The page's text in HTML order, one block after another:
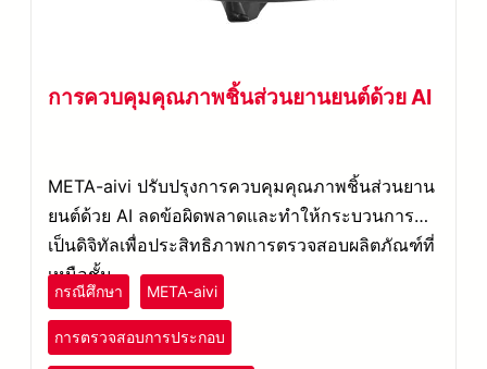
การควบคุมคุณภาพชิ้นส่วนยานยนต์ด้วย AI
META-aivi ปรับปรุงการควบคุมคุณภาพชิ้นส่วนยาน
ยนต์ด้วย AI ลดข้อผิดพลาดและทำให้กระบวนการ
เป็นดิจิทัลเพื่อประสิทธิภาพการตรวจสอบผลิตภัณฑ์ที่
เหนือชั้น
กรณีศึกษา META-aivi
การตรวจสอบการประกอบ